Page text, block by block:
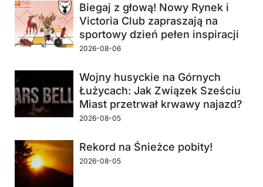
Biegaj z głową! Nowy Rynek i
Victoria Club zapraszają na
sportowy dzień pełen inspiracji
2026-08-06
Wojny husyckie na Górnych
Łużycach: Jak Związek Sześciu
Miast przetrwał krwawy najazd?
2026-08-05
Rekord na Śnieżce pobity!
2026-08-05